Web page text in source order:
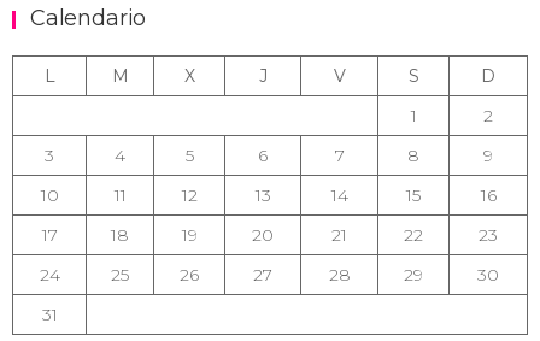
Calendario
L M X J V S
D
1
2
3
4 5 6 7 8
9
10
11 12 13 14 15
16
17
18 19 20 21 22
23
24
25 26 27 28 29
30
31